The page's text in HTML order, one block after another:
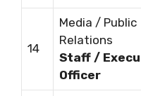
14
Media / Public
Relations
Staff /
Officer